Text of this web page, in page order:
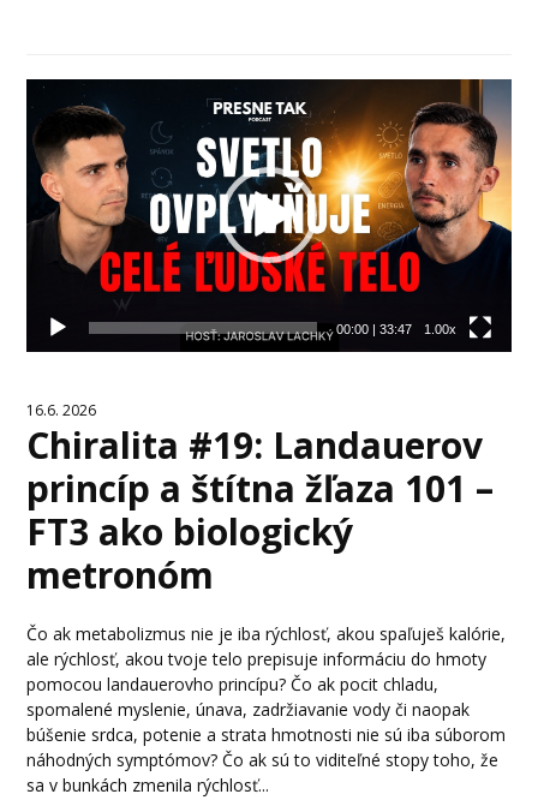
Video
prehrávač
00:00| 33:47 1.00x
16.6. 2026
Chiralita #19: Landauerov
princíp a štítna žľaza 101 –
FT3 ako biologický
metronóm
Čo ak metabolizmus nie je iba rýchlosť, akou spaľuješ kalórie,
ale rýchlosť, akou tvoje telo prepisuje informáciu do hmoty
pomocou landauerovho princípu? Čo ak pocit chladu,
spomalené myslenie, únava, zadržiavanie vody či naopak
búšenie srdca, potenie a strata hmotnosti nie sú iba súborom
náhodných symptómov? Čo ak sú to viditeľné stopy toho, že
sa v bunkách zmenila rýchlosť...